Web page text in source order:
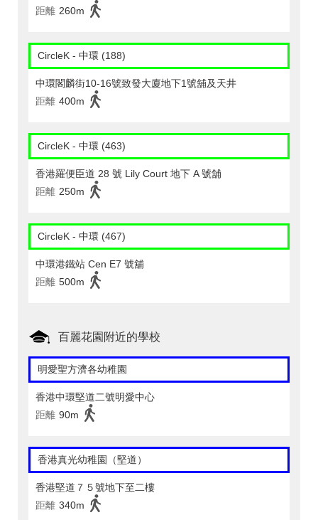
距離 260m
CircleK - 中環 (188)
中環閣麟街10-16號致發大廈地下1號舖及天井
距離 400m
CircleK - 中環 (463)
香港羅便臣道 28 號 Lily Court 地下 A 號舖
距離 250m
CircleK - 中環 (467)
中環港鐵站 Cen E7 號舖
距離 500m
百麗花園附近的學校
明愛聖方濟各幼稚園
香港中環堅道二號明愛中心
距離 90m
香港真光幼稚園（堅道）
香港堅道７５號地下至二樓
距離 340m